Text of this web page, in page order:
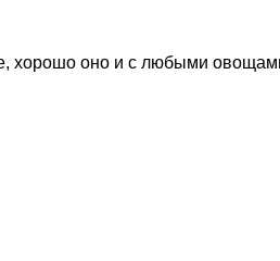
хорошо оно и с любыми